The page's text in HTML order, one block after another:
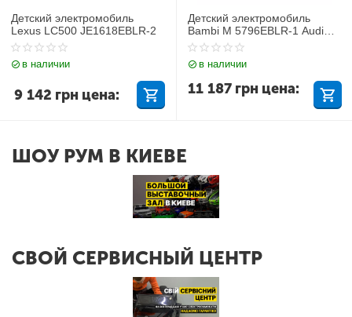
Детский электромобиль
Lexus LC500 JE1618EBLR-2
в наличии
9 142 грн цена:
Детский электромобиль
Bambi M 5796EBLR-1 Audi
Q7
в наличии
11 187 грн цена:
ШОУ РУМ В КИЕВЕ
СВОЙ СЕРВИСНЫЙ ЦЕНТР